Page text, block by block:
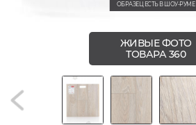
ОБРАЗЕЦ ЕСТЬ В ШОУ-РУМЕ
ЖИВЫЕ ФОТО
ТОВАРА 360